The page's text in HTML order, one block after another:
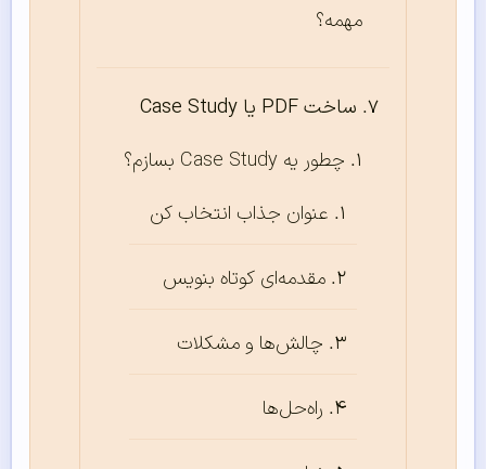
مهمه؟
ساخت PDF یا Case Study
چطور یه Case Study بسازم؟
عنوان جذاب انتخاب کن
مقدمه‌ای کوتاه بنویس
چالش‌ها و مشکلات
راه‌حل‌ها